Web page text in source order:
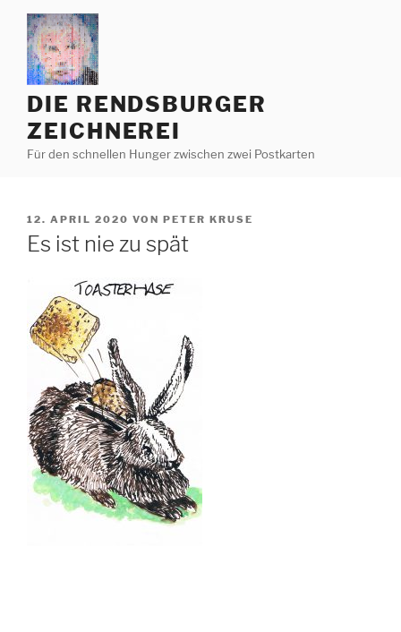
Zum
Inhalt
springen
DIE RENDSBURGER
ZEICHNEREI
Für den schnellen Hunger zwischen zwei Postkarten
VERÖFFENTLICHT
AM
12. APRIL 2020 VON PETER KRUSE
Es ist nie zu spät